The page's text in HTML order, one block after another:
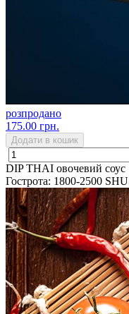
розпродано
175.00 грн.
Додати в кошик
DIP THAI овочевий соус
Гострота: 1800-2500 SHU